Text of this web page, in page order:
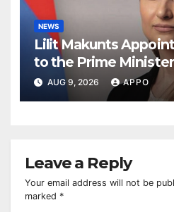
NEWS
Lilit Makunts
to the Prime
AUG 9, 2026 APPO
Leave a Reply
Your email address will not be
marked *